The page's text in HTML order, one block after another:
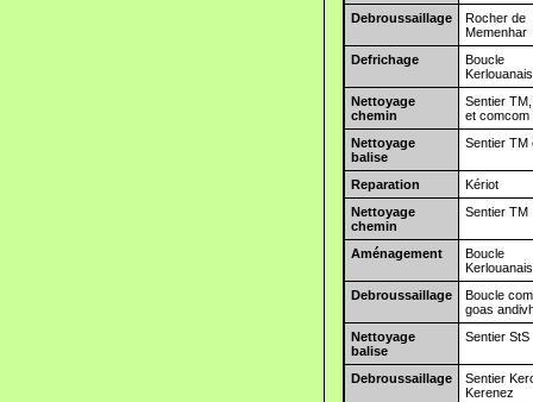
Debroussaillage
Rocher de
Memenhar
Defrichage
Boucle
Nettoyage
chemin
Sentier
et comcom
Nettoyage
balise
Sentier TM
Reparation
Kériot
Nettoyage
chemin
Sentier TM
Aménagement
Boucle
Debroussaillage
Boucle
goas
Nettoyage
balise
Sentier StS
Debroussaillage
Sentier
Kerenez